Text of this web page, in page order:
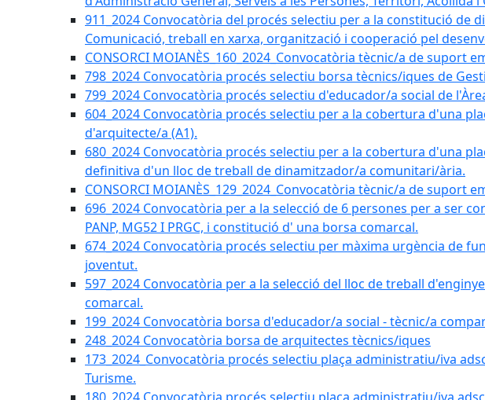
911_2024 Convocatòria del procés selectiu per a la constitució
Comunicació, treball en xarxa, organització i cooperació pel
CONSORCI MOIANÈS_160_2024_Convocatòria tècnic/a de
798_2024 Convocatòria procés selectiu borsa tècnics/iques de
799_2024 Convocatòria procés selectiu d'educador/a social de
604_2024 Convocatòria procés selectiu per a la cobertura d'una
d'arquitecte/a (A1).
680_2024 Convocatòria procés selectiu per a la cobertura d'una
definitiva d'un lloc de treball de dinamitzador/a comunitari/ària.
CONSORCI MOIANÈS_129_2024_Convocatòria tècnic/a de suport
696_2024 Convocatòria per a la selecció de 6 persones per a ser
PANP, MG52 I PRGC, i constitució d' una borsa comarcal.
674_2024 Convocatòria procés selectiu per màxima urgència de
joventut.
597_2024 Convocatòria per a la selecció del lloc de treball
comarcal.
199_2024 Convocatòria borsa d'educador/a social - tècnic/a
248_2024 Convocatòria borsa de arquitectes tècnics/iques
173_2024_Convocatòria procés selectiu plaça administratiu/iva
Turisme.